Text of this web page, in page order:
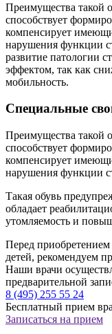
Преимущества такой
способствует
компенсирует
нарушения функции
развитие патологии
эффектом, так как
мобильность.
Специальные
Преимущества такой
способствует
компенсирует
нарушения функции
Такая обувь
обладает
утомляемость и
Перед приобретением
детей, рекомендуем
Наши врачи
предварительной
8 (495) 255 55 24
Бесплатный прием
Записаться на прием